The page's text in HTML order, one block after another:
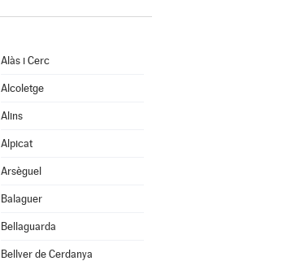
Alàs i Cerc
Alcoletge
Alins
Alpicat
Arsèguel
Balaguer
Bellaguarda
Bellver de Cerdanya